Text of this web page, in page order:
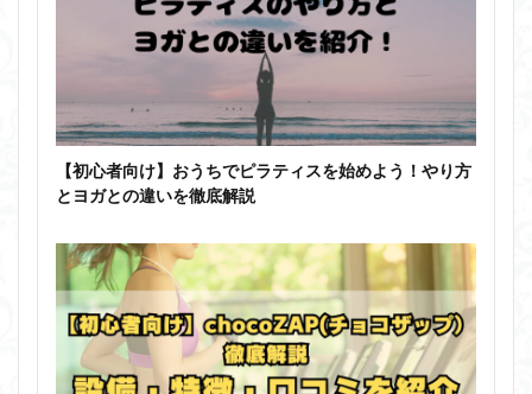
【初心者向け】おうちでピラティスを始めよう！やり方
とヨガとの違いを徹底解説